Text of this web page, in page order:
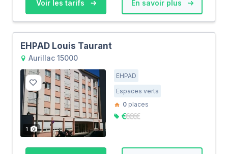
Voir les tarifs En savoir plus
EHPAD Louis Taurant
Aurillac 15000
1
EHPAD
Espaces verts
0 places